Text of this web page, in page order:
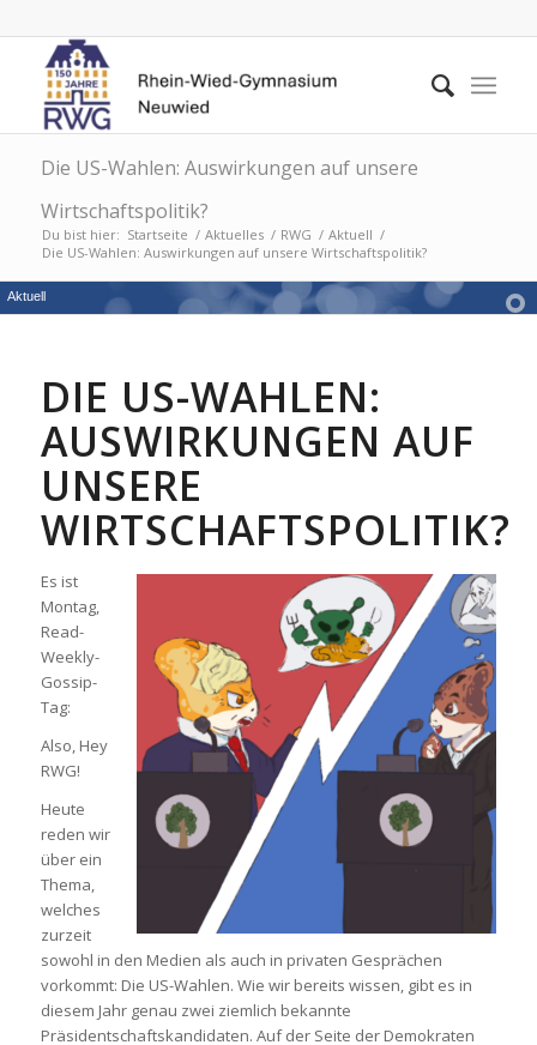
Die US-Wahlen: Auswirkungen auf unsere
Wirtschaftspolitik?
Du bist hier: Startseite / Aktuelles / RWG / Aktuell /
Die US-Wahlen: Auswirkungen auf unsere Wirtschaftspolitik?
Aktuell
DIE US-WAHLEN:
AUSWIRKUNGEN AUF
UNSERE
WIRTSCHAFTSPOLITIK?
Es ist
Montag,
Read-
Weekly-
Gossip-
Tag:
Also, Hey
RWG!
Heute
reden wir
über ein
Thema,
welches
zurzeit
sowohl in den Medien als auch in privaten Gesprächen
vorkommt: Die US-Wahlen. Wie wir bereits wissen, gibt es in
diesem Jahr genau zwei ziemlich bekannte
Präsidentschaftskandidaten. Auf der Seite der Demokraten